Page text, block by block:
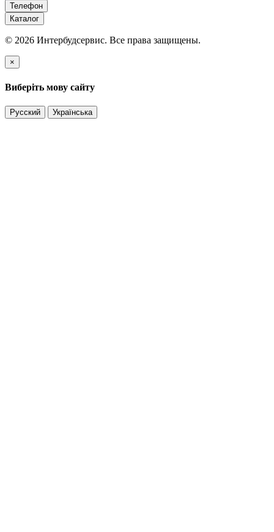
Телефон
Каталог
© 2026 Интербудсервис. Все права защищены.
×
Виберіть мову сайту
Русский Українська